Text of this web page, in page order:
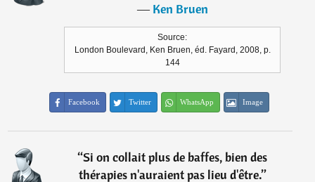
―Ken Bruen
Source:
London Boulevard, Ken Bruen, éd. Fayard, 2008, p.
144
Facebook Twitter WhatsApp Image
“Si on collait plus de baffes, bien des
thérapies n'auraient pas lieu d'être.”